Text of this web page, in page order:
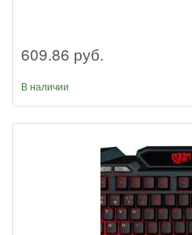
609.86 руб.
В наличии